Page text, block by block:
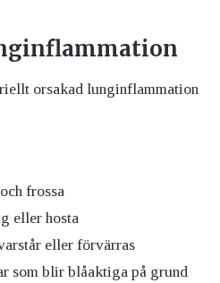
orsakad lunginflammation
frossa
eller hosta
eller förvärras
som blir blåaktiga på grund